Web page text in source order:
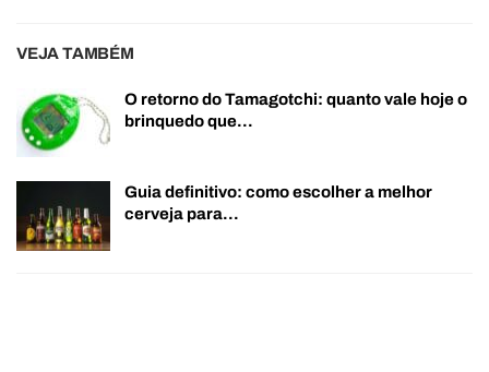
VEJA TAMBÉM
O retorno do Tamagotchi: quanto vale hoje o
brinquedo que…
Guia definitivo: como escolher a melhor
cerveja para…